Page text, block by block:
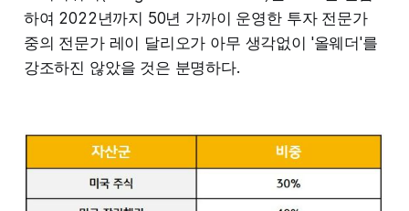
하여 2022년까지 50년 가까이 운영한 투자 전문가
중의 전문가 레이 달리오가 아무 생각없이 '올웨더'를
강조하진 않았을 것은 분명하다.